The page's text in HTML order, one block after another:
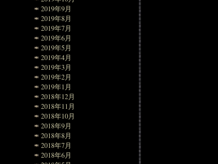
2019年9月
2019年8月
2019年7月
2019年6月
2019年5月
2019年4月
2019年3月
2019年2月
2019年1月
2018年12月
2018年11月
2018年10月
2018年9月
2018年8月
2018年7月
2018年6月